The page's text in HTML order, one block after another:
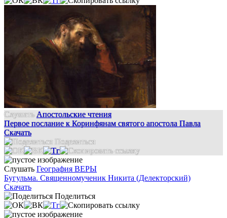
Слушать Апостольские чтения
Первое послание к Коринфянам святого апостола Павла
Скачать
Поделиться
Слушать География ВЕРЫ
Бугульма. Священномученик Никита (Делекторский)
Скачать
Поделиться